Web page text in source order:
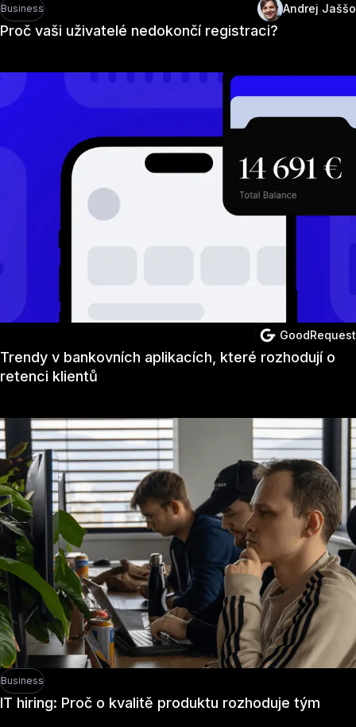
Business Andrej Jaššo
Proč vaši uživatelé nedokončí registraci?
GoodRequest
Trendy v bankovních aplikacích, které rozhodují o
retenci klientů
Business
IT hiring: Proč o kvalitě produktu rozhoduje tým